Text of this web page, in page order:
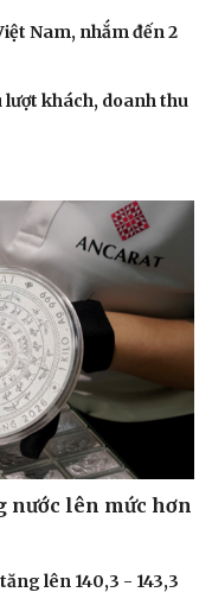
Nam, nhắm đến 2
khách, doanh thu
nước lên mức hơn
lên 140,3 - 143,3